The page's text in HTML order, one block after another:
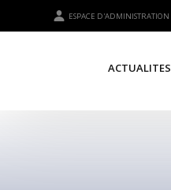
ESPACE D'ADMINISTRATION
ACTUALITES